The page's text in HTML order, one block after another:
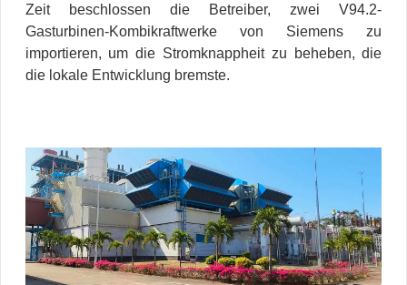
Zeit beschlossen die Betreiber, zwei V94.2-
Gasturbinen-Kombikraftwerke von Siemens zu
importieren, um die Stromknappheit zu beheben, die
die lokale Entwicklung bremste.